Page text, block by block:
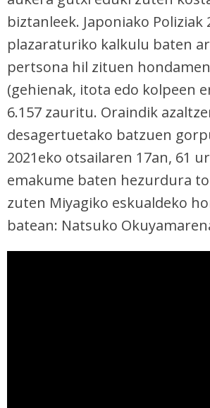
biztanleek. Japoniako Poliziak
plazaraturiko kalkulu baten
pertsona hil zituen
(gehienak, itota edo kolpeen
6.157 zauritu. Oraindik
desagertuetako batzuen
2021eko otsailaren 17an, 61
emakume baten hezurdura
zuten Miyagiko eskualdeko
batean: Natsuko